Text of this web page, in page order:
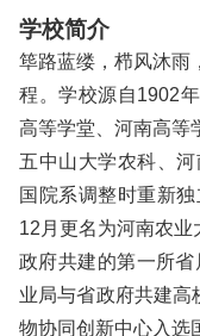
学校简介
筚路蓝缕，栉风沐雨
程。学校源自1902
高等学堂、河南高等
五中山大学农科、
国院系调整时重新
12月更名为河南农
政府共建的第一所
业局与省政府共建高
物协同创新中心入选